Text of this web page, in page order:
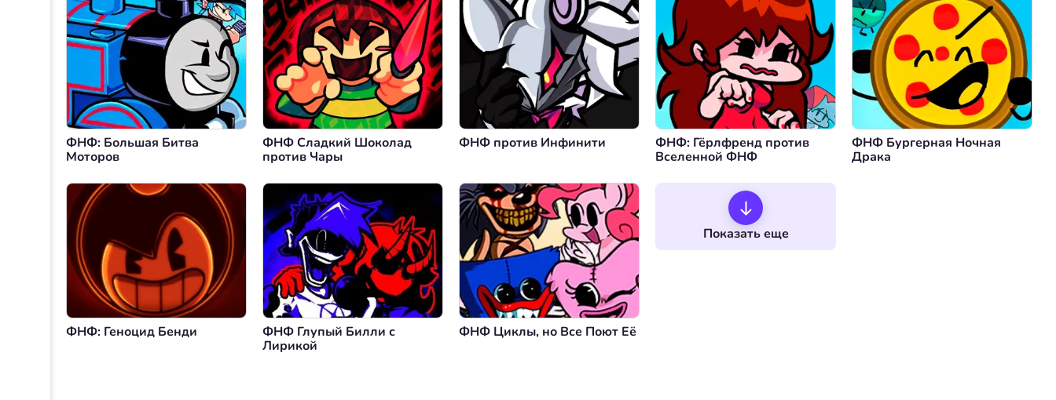
ФНФ: Большая Битва
Моторов
ФНФ Сладкий Шоколад
против Чары
ФНФ против Инфинити
ФНФ: Гёрлфренд против
Вселенной ФНФ
ФНФ Бургерная Ночная
Драка
ФНФ: Геноцид Бенди
ФНФ Глупый Билли с
Лирикой
ФНФ Циклы, но Все Поют Её
Показать еще